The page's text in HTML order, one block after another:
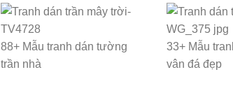
88+ Mẫu tranh dán tường
trần nhà
33+ Mẫu
vân đá đẹp